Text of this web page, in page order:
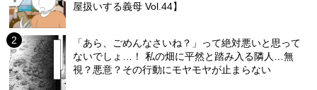
屋扱いする義母 Vol.44】
「あら、ごめんなさいね？」って絶対悪いと思って
ないでしょ…！ 私の畑に平然と踏み入る隣人…無
視？悪意？その行動にモヤモヤが止まらない